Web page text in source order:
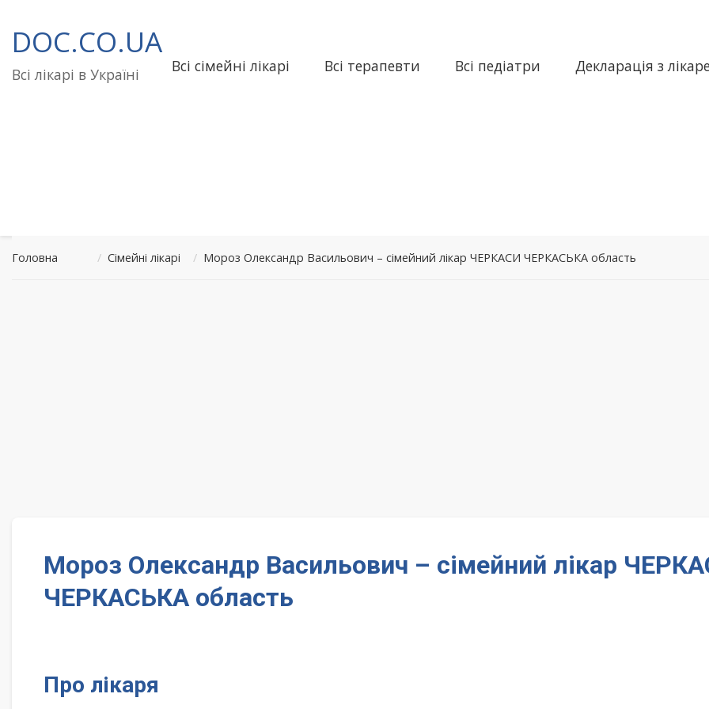
до
вмісту
DOC.CO.UA
Всі лікарі в Україні Всі сімейні лікарі Всі терапевти Всі педіатри Декларація з
Головна / Сімейні лікарі / Мороз Олександр Васильович – сімейний лікар ЧЕРКАСИ ЧЕРКАСЬКА область
Мороз Олександр Васильович – сімейний лікар
ЧЕРКАСЬКА область
Про лікаря